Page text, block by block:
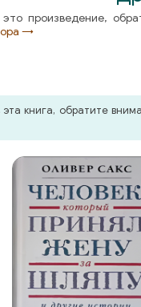
произведение,
→
эта книга, обратите